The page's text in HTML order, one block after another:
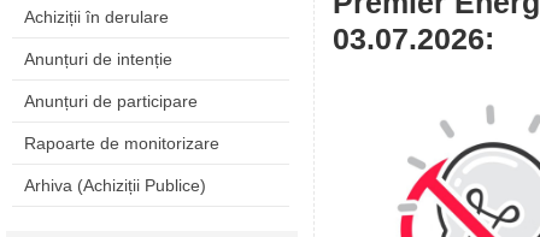
Achiziții în derulare
Anunțuri de intenție
Anunțuri de participare
Rapoarte de monitorizare
Arhiva (Achiziții Publice)
03.07.2026: